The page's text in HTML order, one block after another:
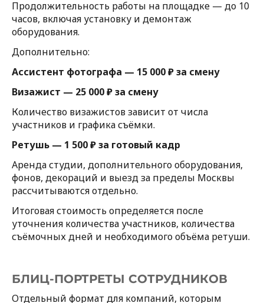
Продолжительность работы на площадке — до 10
часов, включая установку и демонтаж
оборудования.
Дополнительно:
Ассистент фотографа — 15 000 ₽ за смену
Визажист — 25 000 ₽ за смену
Количество визажистов зависит от числа
участников и графика съёмки.
Ретушь — 1 500 ₽ за готовый кадр
Аренда студии, дополнительного оборудования,
фонов, декораций и выезд за пределы Москвы
рассчитываются отдельно.
Итоговая стоимость определяется после
уточнения количества участников, количества
съёмочных дней и необходимого объёма ретуши.
БЛИЦ-ПОРТРЕТЫ СОТРУДНИКОВ
Отдельный формат для компаний, которым